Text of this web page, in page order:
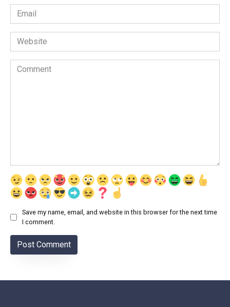
Email
*
Website
Comment
Save my name, email, and website in this browser for the next time
I comment.